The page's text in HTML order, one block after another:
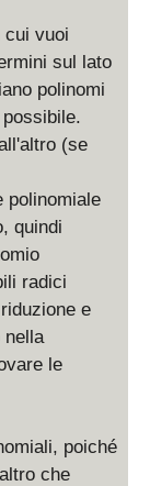
2
1
)
=
x
^
2
2
cui vuoi
sul lato
polinomi
(se
polinomiale
quindi
radici
e
nella
le
poiché
che